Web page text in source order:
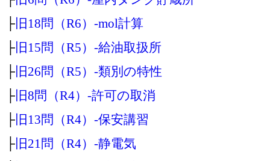
├ 旧18問（R6）‐mol計算
├ 旧15問（R5）‐給油取扱所
├ 旧26問（R5）‐類別の特性
├ 旧8問（R4）‐許可の取消
├ 旧13問（R4）‐保安講習
├ 旧21問（R4）‐静電気